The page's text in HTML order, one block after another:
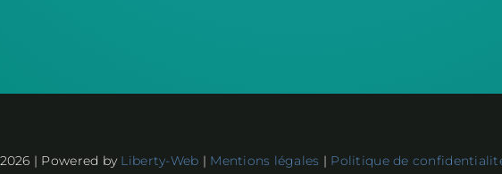
| Powered by Liberty-Web | Mentions légales | Politique de